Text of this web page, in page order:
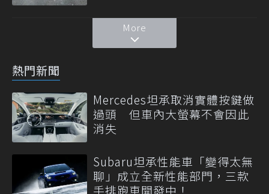
More
熱門新聞
Mercedes坦承取消實體按鍵做
過頭 但車內大螢幕不會因此
消失
Subaru坦承性能車「變得太無
聊」成立全新性能部門，三款
手排跑車開發中！